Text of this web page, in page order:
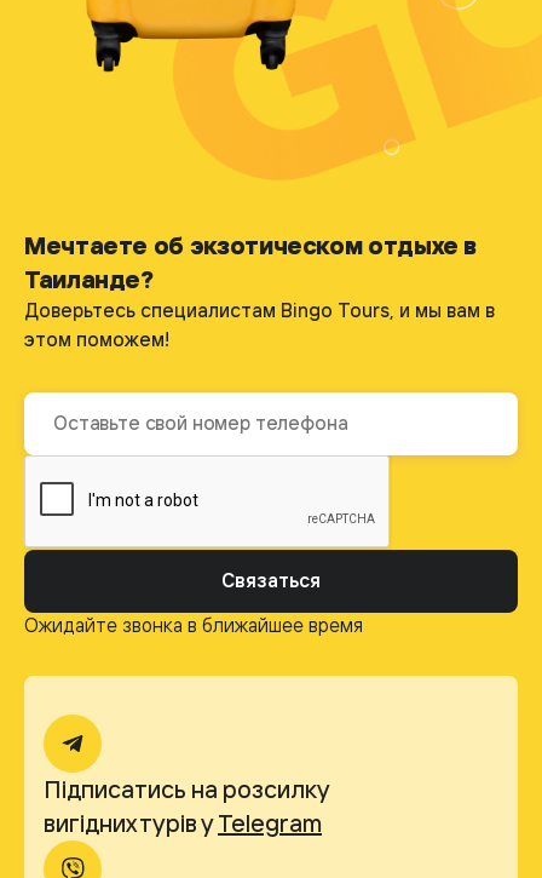
Мечтаете об экзотическом отдыхе в
Таиланде?
Доверьтесь специалистам Bingo Tours, и мы вам в
этом поможем!
Связаться
Ожидайте звонка в ближайшее время
Підписатись на розсилку
вигідних турів уTelegram